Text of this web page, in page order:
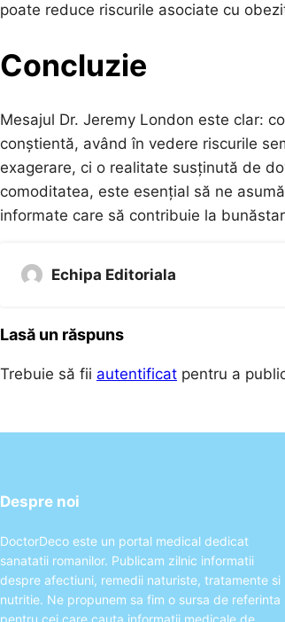
poate reduce riscurile asociate cu
Concluzie
Mesajul Dr. Jeremy London este clar:
conștientă, având în vedere riscurile
exagerare, ci o realitate susținută de
comoditatea, este esențial să ne
informate care să contribuie la
Echipa Editoriala
Lasă un răspuns
Trebuie să fii autentificat pentru a
Despre noi
DoctorDeco este un portal medical dedicat
sanatatii romanilor. Publicam zilnic informatii
despre afectiuni, remedii naturiste, tratamente si
nutritie. Ne propunem sa fim o sursa de referinta
pentru cei care cauta informatii medicale de